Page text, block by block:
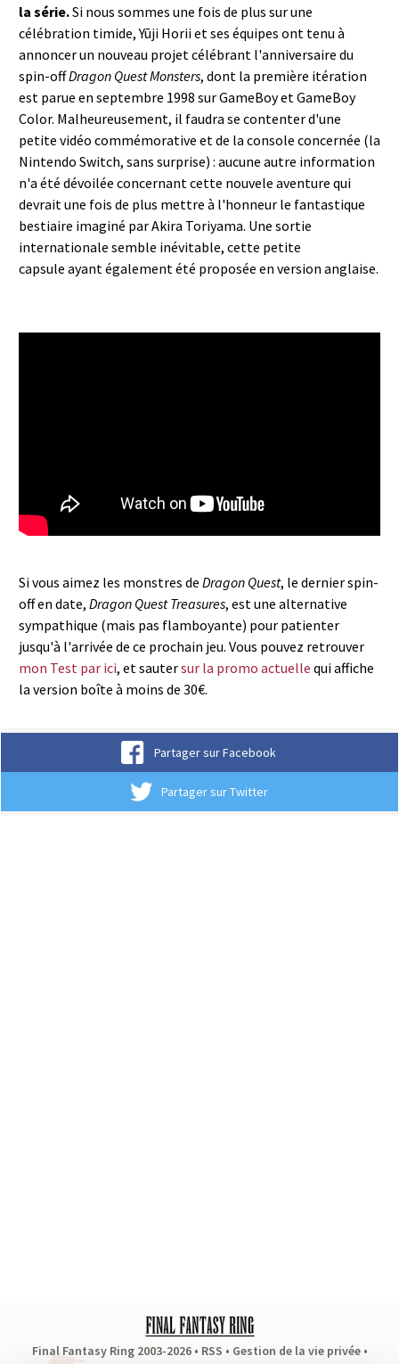
la série.Si nous sommes une fois de plus sur une
célébration timide, Yūji Horii et ses équipes ont tenu à
annoncer un nouveau projet célébrant l'anniversaire du
spin-offDragon Quest Monsters, dont la première itération
est parue en septembre 1998 sur GameBoy et GameBoy
Color. Malheureusement, il faudra se contenter d'une
petite vidéo commémorative et de la console concernée (la
Nintendo Switch, sans surprise) : aucune autre information
n'a été dévoilée concernant cette nouvele aventure qui
devrait une fois de plus mettre à l'honneur le fantastique
bestiaire imaginé par Akira Toriyama. Une sortie
internationale semble inévitable, cette petite
capsule ayant également été proposée en version anglaise.
Si vous aimez les monstres de Dragon Quest, le dernier spin-
off en date, Dragon Quest Treasures, est une alternative
sympathique (mais pas flamboyante) pour patienter
jusqu'à l'arrivée de ce prochain jeu. Vous pouvez retrouver
mon Test par ici, et sautersur la promo actuelle qui affiche
la version boîte à moins de 30€.
Partager sur Facebook
Partager sur Twitter
Final Fantasy Ring 2003-2026 • RSS • Gestion de la vie privée•